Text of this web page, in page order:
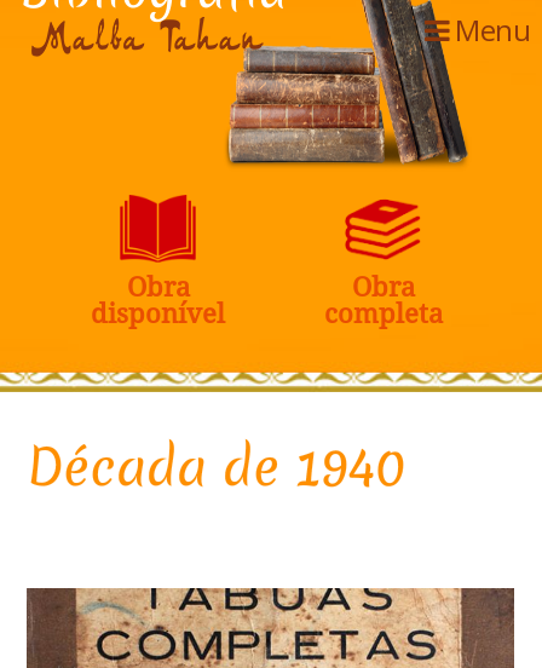
Menu
Obra
disponível
Obra
completa
Década de 1940